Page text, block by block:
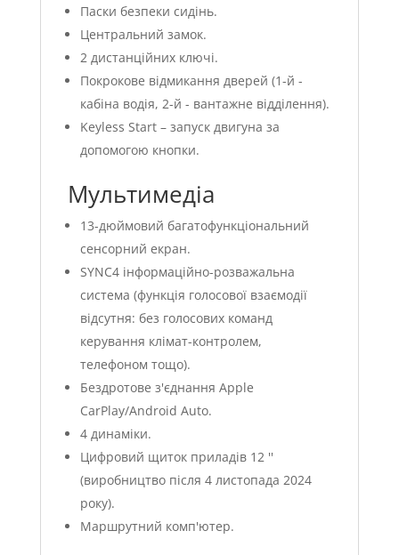
Паски безпеки сидінь.
Центральний замок.
2 дистанційних ключі.
Покрокове відмикання дверей (1-й -
кабіна водія, 2-й - вантажне відділення).
Keyless Start – запуск двигуна за
допомогою кнопки.
Мультимедіа
13-дюймовий багатофункціональний
сенсорний екран.
SYNC4 інформаційно-розважальна
система (функція голосової взаємодії
відсутня: без голосових команд
керування клімат-контролем,
телефоном тощо).
Бездротове з'єднання Apple
CarPlay/Android Auto.
4 динаміки.
Цифровий щиток приладів 12 ''
(виробництво після 4 листопада 2024
року).
Маршрутний комп'ютер.